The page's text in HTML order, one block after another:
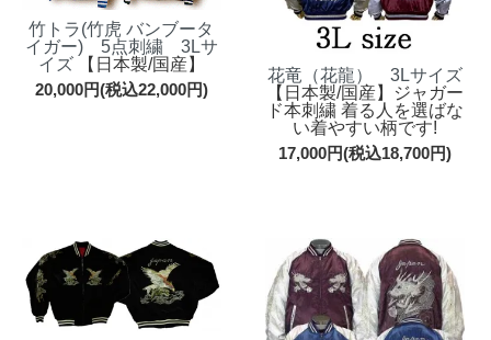
竹トラ(竹虎 バンブータ
イガー) 5点刺繍 3Lサ
イズ【日本製/国産】
20,000円(税込22,000円)
花竜（花龍） 3Lサイズ
【日本製/国産】ジャガー
ド本刺繍 着る人を選ばな
い着やすい柄です!
17,000円(税込18,700円)